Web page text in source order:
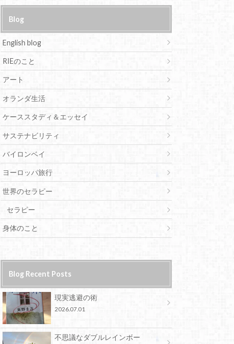
Blog
English blog
RIEのこと
アート
オランダ生活
ケーススタディ＆エッセイ
サステナビリティ
バイロンベイ
ヨーロッパ旅行
世界のセラピー
セラピー
身体のこと
Blog Recent Posts
現実逃避の術
2026.07.01
不思議なダブルレインボー